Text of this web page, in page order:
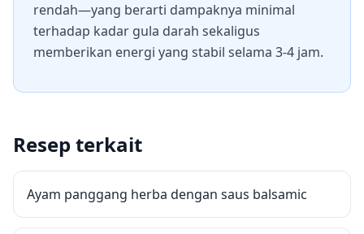
rendah—yang berarti dampaknya minimal
terhadap kadar gula darah sekaligus
memberikan energi yang stabil selama 3-4 jam.
Resep terkait
Ayam panggang herba dengan saus balsamic